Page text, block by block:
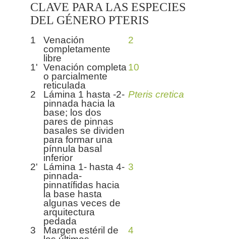
CLAVE PARA LAS ESPECIES
DEL GÉNERO PTERIS
1
Venación
completamente
libre
2
1' Venación completa
o parcialmente
reticulada
10
2
Lámina 1 hasta -2-
pinnada hacia la
base; los dos
pares de pinnas
basales se dividen
para formar una
pínnula basal
inferior
Pteris cretica
2'
Lámina 1- hasta 4-
pinnada-
pinnatífidas hacia
la base hasta
algunas veces de
arquitectura
pedada
3
3
Margen estéril de
4